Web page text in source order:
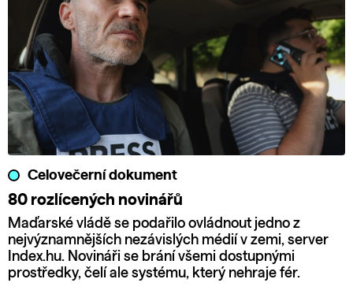
Celovečerní dokument
80 rozlícených novinářů
Maďarské vládě se podařilo ovládnout jedno z
nejvýznamnějších nezávislých médií v zemi, server
Index.hu. Novináři se brání všemi dostupnými
prostředky, čelí ale systému, který nehraje fér.